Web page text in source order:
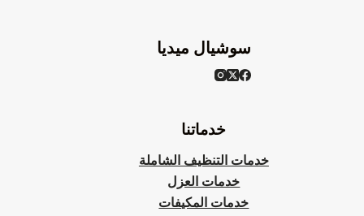
سوشيال ميديا
خدماتنا
خدمات التنظيف الشاملة
خدمات العزل
خدمات المكيفات